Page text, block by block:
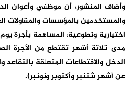
وأضاف المنشور، أن موظفي وأعوان
والمستخدمين بالمؤسسات والمقاولات
اختيارية وتطوعية، المساهمة
مدى ثلاثة أشهر تقتطع من الأجرة
الدخل والاقتطاعات المتعلقة
عن أشهر شتنبر وأكتوبر ونونبر).